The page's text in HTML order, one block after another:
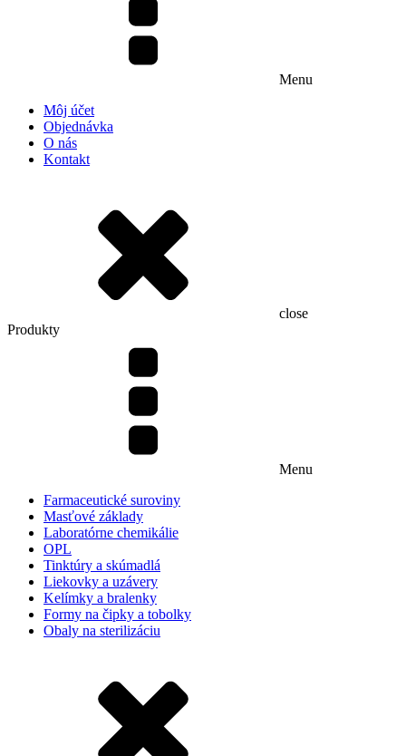
Menu
Môj účet
Objednávka
O nás
Kontakt
close
Produkty
Menu
Farmaceutické suroviny
Masťové základy
Laboratórne chemikálie
OPL
Tinktúry a skúmadlá
Liekovky a uzávery
Kelímky a bralenky
Formy na čipky a tobolky
Obaly na sterilizáciu